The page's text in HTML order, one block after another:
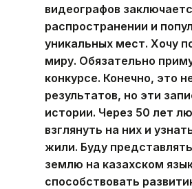
видеографов
распространении и
уникальных мест. Хочу
миру. Обязательно
конкурсе. Конечно, это
результатов, но эти
истории. Через 50 лет
взглянуть на них и
жили. Буду
землю на казахском
способствовать